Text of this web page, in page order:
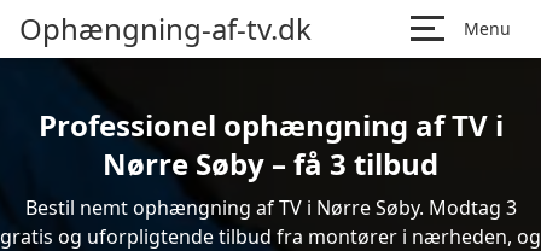
Ophængning-af-tv.dk Menu
Professionel ophængning af TV i
Nørre Søby – få 3 tilbud
Bestil nemt ophængning af TV i Nørre Søby. Modtag 3
gratis og uforpligtende tilbud fra montører i nærheden, og